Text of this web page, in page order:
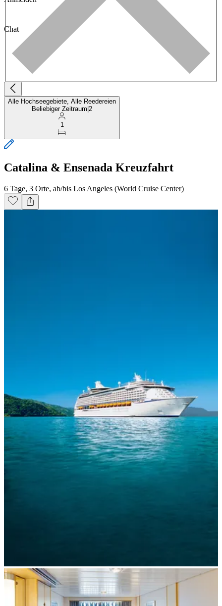
Chat
Alle Hochseegebiete, Alle Reedereien
Beliebiger Zeitraum 2
1
Catalina & Ensenada Kreuzfahrt
6 Tage, 3 Orte, ab/bis Los Angeles (World Cruise Center)